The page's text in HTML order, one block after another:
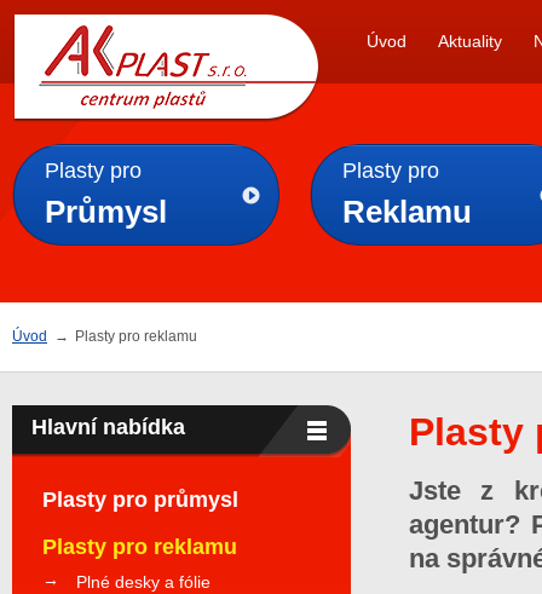
AKPLAST s.r.o.
Úvod Aktuality
Plasty pro
Průmysl
Plasty pro
Reklamu
Úvod → Plasty pro reklamu
Plasty
Jste z
agentur?
na
Hlavní nabídka
Plasty pro průmysl
Plasty pro reklamu
Plné desky a fólie